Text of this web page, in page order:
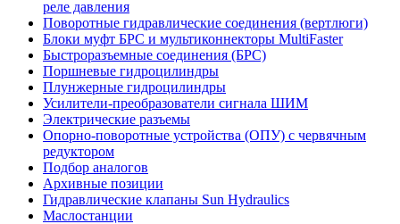
реле давления
Поворотные гидравлические соединения (вертлюги)
Блоки муфт БРС и мультиконнекторы MultiFaster
Быстроразъемные соединения (БРС)
Поршневые гидроцилиндры
Плунжерные гидроцилиндры
Усилители-преобразователи сигнала ШИМ
Электрические разъемы
Опорно-поворотные устройства (ОПУ) с червячным
редуктором
Подбор аналогов
Архивные позиции
Гидравлические клапаны Sun Hydraulics
Маслостанции